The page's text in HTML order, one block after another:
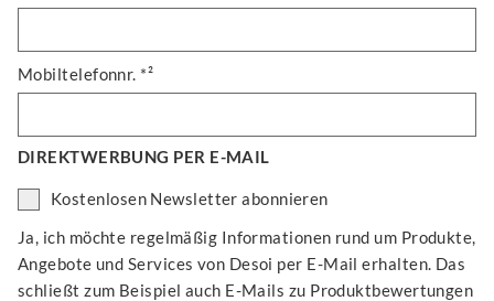
Mobiltelefonnr. *²
DIREKTWERBUNG PER E-MAIL
Kostenlosen Newsletter abonnieren
Ja, ich möchte regelmäßig Informationen rund um Produkte,
Angebote und Services von Desoi per E-Mail erhalten. Das
schließt zum Beispiel auch E-Mails zu Produktbewertungen